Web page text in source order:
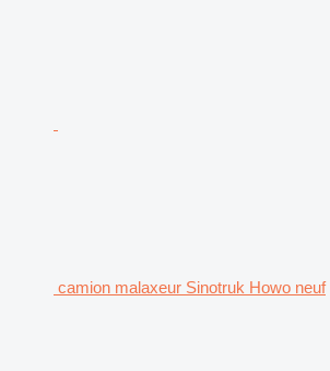
camion malaxeur Sinotruk Howo neuf